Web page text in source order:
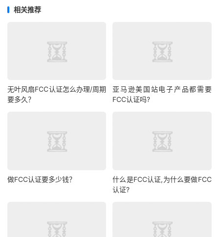
相关推荐
无叶风扇FCC认证怎么办理/周期
要多久？
亚马逊美国站电子产品都需要
FCC认证吗?
做FCC认证要多少钱？
什么是FCC认证,为什么要做FCC
认证?